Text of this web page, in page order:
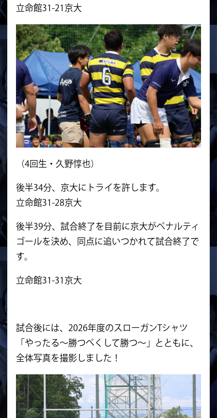
立命館31-21京大
（4回生・久野惇也）
後半34分、京大にトライを許します。
立命館31-28京大
後半39分、試合終了を目前に京大がペナルティ
ゴールを決め、同点に追いつかれて試合終了で
す。
立命館31-31京大
試合後には、2026年度のスローガンTシャツ
「やったる〜勝つべくして勝つ〜」とともに、
全体写真を撮影しました！